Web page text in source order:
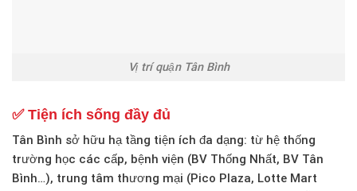
Vị trí quận Tân Bình
✅ Tiện ích sống đầy đủ
Tân Bình sở hữu hạ tầng tiện ích đa dạng: từ hệ thống
trường học các cấp, bệnh viện (BV Thống Nhất, BV Tân
Bình…), trung tâm thương mại (Pico Plaza, Lotte Mart